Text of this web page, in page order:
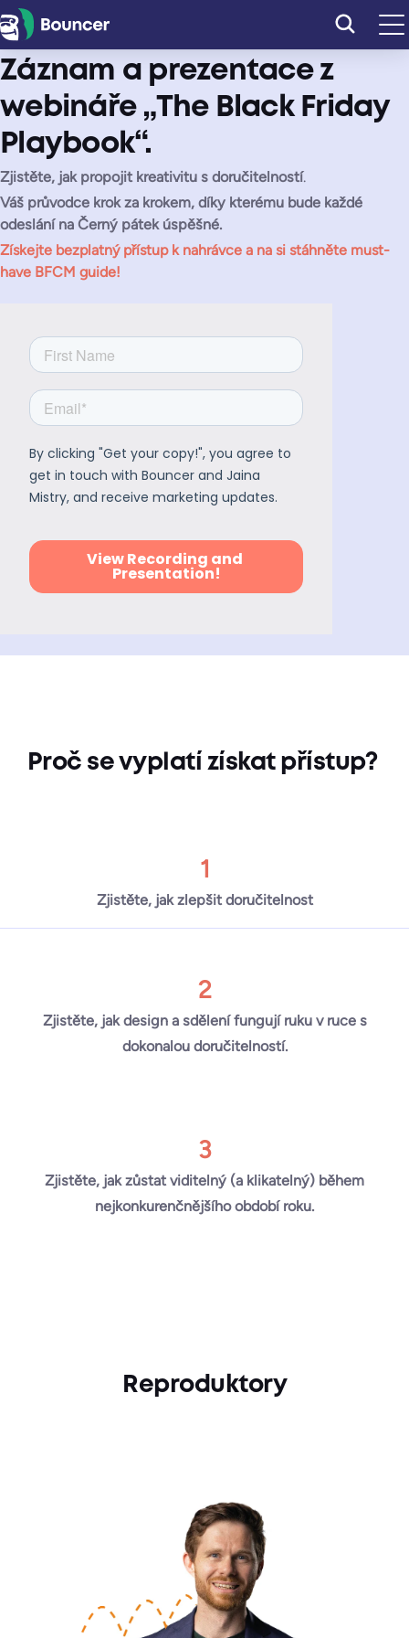
Přeskočit
na
obsah
Záznam a prezentace z
webináře „The Black Friday
Playbook“.
Zjistěte, jak propojit kreativitu s doručitelností.
Váš průvodce krok za krokem, díky kterému bude každé
odeslání na Černý pátek úspěšné.
Získejte bezplatný přístup k nahrávce a na si stáhněte must-
have BFCM guide!
Proč se vyplatí získat přístup?
1
Zjistěte, jak zlepšit doručitelnost
2
Zjistěte, jak design a sdělení fungují ruku v ruce s
dokonalou doručitelností.
3
Zjistěte, jak zůstat viditelný (a klikatelný) během
nejkonkurenčnějšího období roku.
Reproduktory